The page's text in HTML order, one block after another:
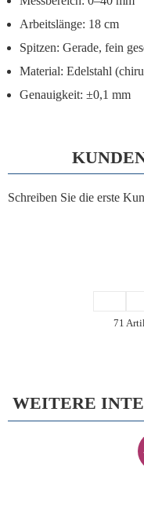
Arbeitslänge: 18 cm
Spitzen: Gerade, fein
Material: Edelstahl
Genauigkeit: ±0,1 mm
Schreiben Sie die erste
71
WEITERE